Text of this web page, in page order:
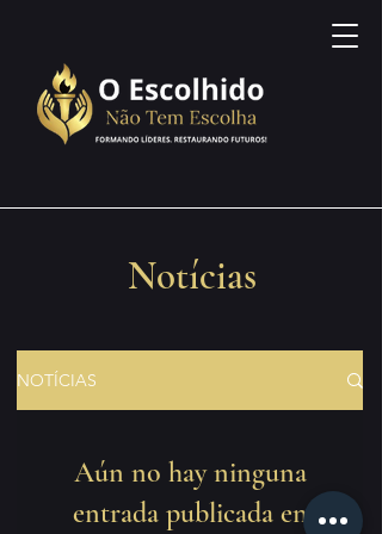
Notícias
NOTÍCIAS
Aún no hay ninguna
entrada publicada en